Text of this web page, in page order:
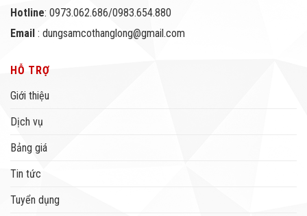
Hotline: 0973.062.686/0983.654.880
Email : dungsamcothanglong@gmail.com
HỖ TRỢ
Giới thiệu
Dịch vụ
Bảng giá
Tin tức
Tuyển dụng